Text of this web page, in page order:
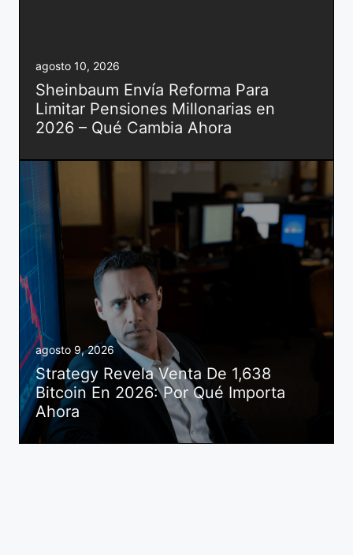
agosto 10, 2026
Sheinbaum Envía Reforma Para
Limitar Pensiones Millonarias en
2026 – Qué Cambia Ahora
agosto 9, 2026
Strategy Revela Venta De 1,638
Bitcoin En 2026: Por Qué Importa
Ahora